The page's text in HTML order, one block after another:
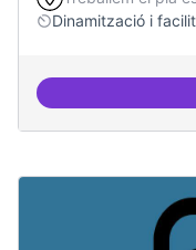
Dinamització i